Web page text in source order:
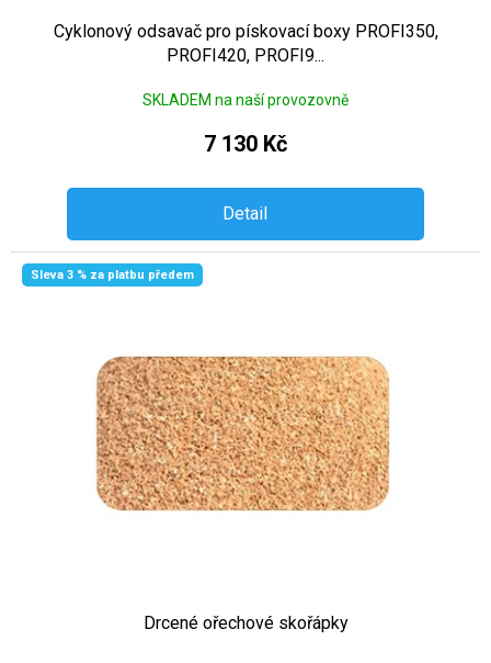
Cyklonový odsavač pro pískovací boxy PROFI350,
PROFI420, PROFI9...
SKLADEM na naší provozovně
7 130 Kč
Detail
Sleva 3 % za platbu předem
Drcené ořechové skořápky